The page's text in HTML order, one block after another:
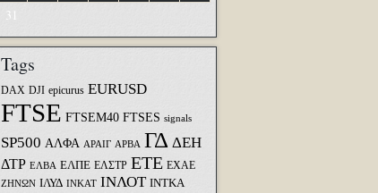
31
Tags
DAX DJI epicurus EURUSD
FTSE FTSEM40 FTSES signals
SP500 ΑΛΦΑ ΑΡΑΙΓ ΑΡΒΑ ΓΔ ΔΕΗ
ΔΤΡ ΕΛΒΑ ΕΛΠΕ ΕΛΣΤΡ ΕΤΕ ΕΧΑΕ
ΖΗΝΩΝ ΙΛΥΔ ΙΝΚΑΤ ΙΝΛΟΤ ΙΝΤΚΑ